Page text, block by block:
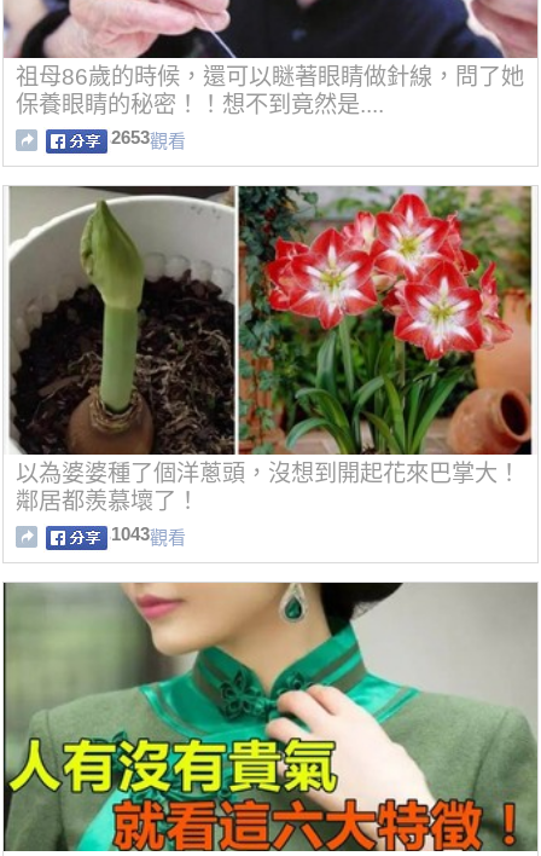
祖母86歲的時候，還可以瞇著眼睛做針線，問了她
保養眼睛的秘密！！想不到竟然是....
2653觀看
以為婆婆種了個洋蔥頭，沒想到開起花來巴掌大！
鄰居都羨慕壞了！
1043觀看